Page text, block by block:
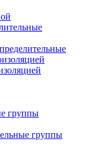
группы
группы